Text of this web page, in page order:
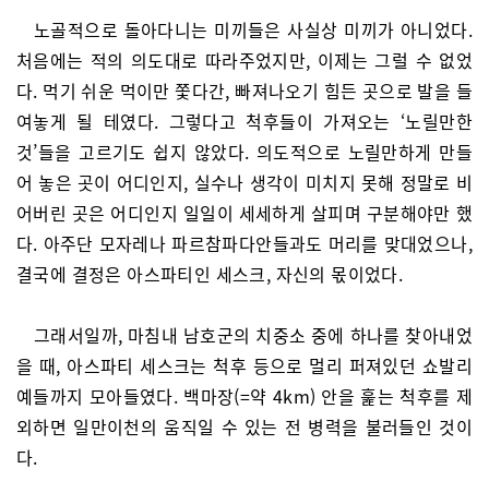
노골적으로 돌아다니는 미끼들은 사실상 미끼가 아니었다.
처음에는 적의 의도대로 따라주었지만, 이제는 그럴 수 없었
다. 먹기 쉬운 먹이만 쫓다간, 빠져나오기 힘든 곳으로 발을 들
여놓게 될 테였다. 그렇다고 척후들이 가져오는 ‘노릴만한
것’들을 고르기도 쉽지 않았다. 의도적으로 노릴만하게 만들
어 놓은 곳이 어디인지, 실수나 생각이 미치지 못해 정말로 비
어버린 곳은 어디인지 일일이 세세하게 살피며 구분해야만 했
다. 아주단 모자레나 파르참파다안들과도 머리를 맞대었으나,
결국에 결정은 아스파티인 세스크, 자신의 몫이었다.
그래서일까, 마침내 남호군의 치중소 중에 하나를 찾아내었
을 때, 아스파티 세스크는 척후 등으로 멀리 퍼져있던 쇼발리
예들까지 모아들였다. 백마장(=약 4km) 안을 훑는 척후를 제
외하면 일만이천의 움직일 수 있는 전 병력을 불러들인 것이
다.